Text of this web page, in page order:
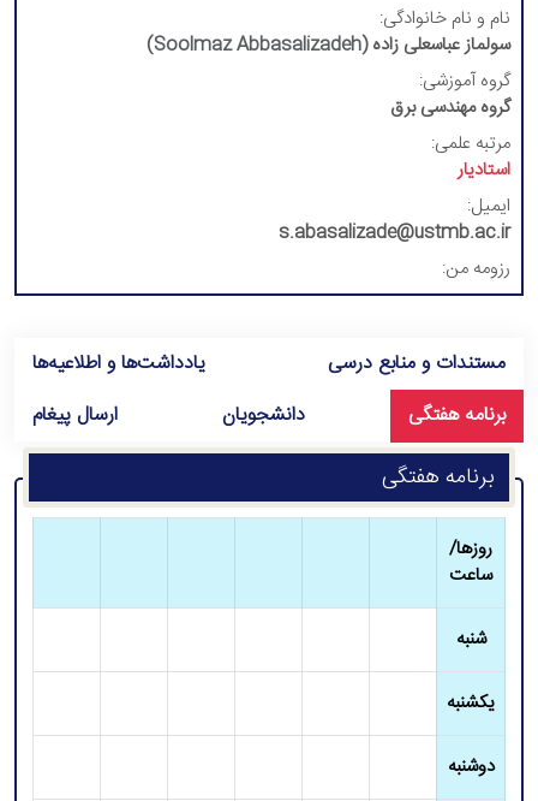
نام و نام خانوادگی:
سولماز عباسعلی زاده (Soolmaz Abbasalizadeh
)
گروه آموزشی:
گروه مهندسی برق
مرتبه علمی:
استادیار
ایمیل:
s.abasalizade@ustmb.ac.ir
رزومه من:
مستندات و منابع درسی
یادداشت‌ها و اطلاعیه‌ها
برنامه هفتگی
دانشجویان ارسال پیغام
برنامه هفتگی
روزها/
ساعت
شنبه
یکشنبه
دوشنبه